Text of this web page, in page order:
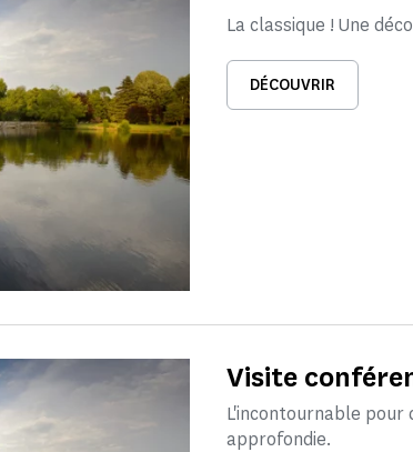
La classique ! Une
DÉCOUVRIR
Visite
L'incontournable pour
approfondie.